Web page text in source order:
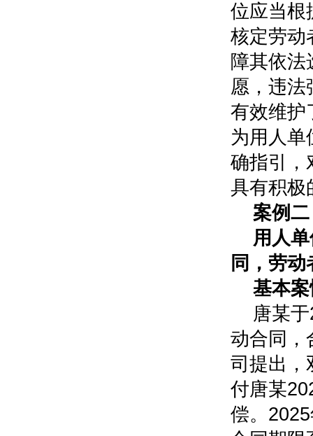
位应当根
核定劳动
障其依
愿，违法
有效维护
为用人单
确指引，
具有积极
案例二
用人
同，劳
基本
唐某
动合同，
司提出，
付唐某
偿。